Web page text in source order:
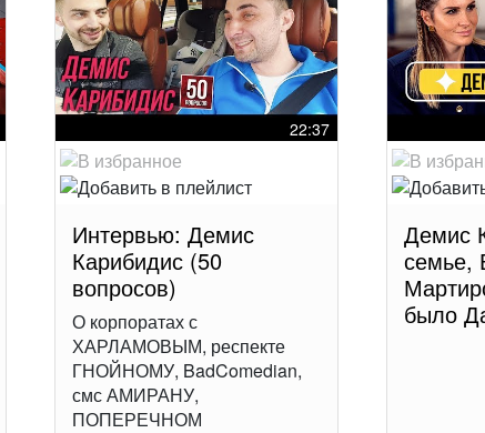
22:37
Интервью: Демис
Карибидис (50
вопросов)
О корпоратах с
ХАРЛАМОВЫМ, респекте
ГНОЙНОМУ, BadComedian,
смс АМИРАНУ,
ПОПЕРЕЧНОМ
Демис
семье,
было